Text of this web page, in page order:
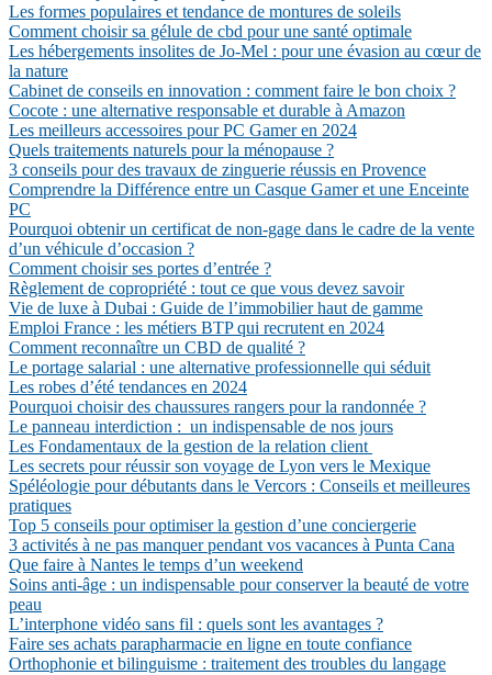
Les formes populaires et tendance de montures de soleils
Comment choisir sa gélule de cbd pour une santé optimale
Les hébergements insolites de Jo-Mel : pour une évasion au cœur de
la nature
Cabinet de conseils en innovation : comment faire le bon choix ?
Cocote : une alternative responsable et durable à Amazon
Les meilleurs accessoires pour PC Gamer en 2024
Quels traitements naturels pour la ménopause ?
3 conseils pour des travaux de zinguerie réussis en Provence
Comprendre la Différence entre un Casque Gamer et une Enceinte
PC
Pourquoi obtenir un certificat de non-gage dans le cadre de la vente
d’un véhicule d’occasion ?
Comment choisir ses portes d’entrée ?
Règlement de copropriété : tout ce que vous devez savoir
Vie de luxe à Dubai : Guide de l’immobilier haut de gamme
Emploi France : les métiers BTP qui recrutent en 2024
Comment reconnaître un CBD de qualité ?
Le portage salarial : une alternative professionnelle qui séduit
Les robes d’été tendances en 2024
Pourquoi choisir des chaussures rangers pour la randonnée ?
Le panneau interdiction : un indispensable de nos jours
Les Fondamentaux de la gestion de la relation client
Les secrets pour réussir son voyage de Lyon vers le Mexique
Spéléologie pour débutants dans le Vercors : Conseils et meilleures
pratiques
Top 5 conseils pour optimiser la gestion d’une conciergerie
3 activités à ne pas manquer pendant vos vacances à Punta Cana
Que faire à Nantes le temps d’un weekend
Soins anti-âge : un indispensable pour conserver la beauté de votre
peau
L’interphone vidéo sans fil : quels sont les avantages ?
Faire ses achats parapharmacie en ligne en toute confiance
Orthophonie et bilinguisme : traitement des troubles du langage